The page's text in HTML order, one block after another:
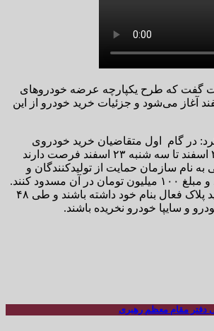
که طرح یکپارچه عرضه خودروهای
از شنبه ۲۰ اسفند آغاز می‌شود و جزئیات خرید خودرو از این
کرد: در گام اول متقاضیان خرید خودروی
داخلی از روز شنبه ۲۰ اسفند تا سه شنبه ۲۳ اسفند فرصت دارند
نام سازمان حمایت از تولیدکنندگان و
مصرف کنندگان ایجاد و مبلغ ۱۰۰ میلیون تومان در آن مسدود کنند.
همچنین متقاضیان نباید پلاک فعال بنام خود داشته باشند و طی ۴۸
و سایپا خودرو نخریده باشند.
دفتر مقام معظم رهبری